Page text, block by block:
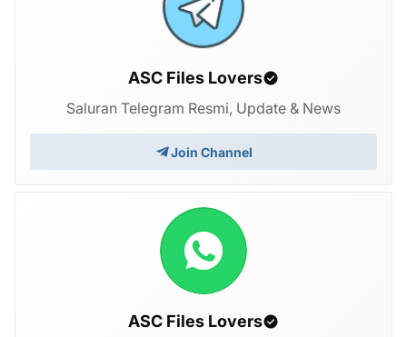
ASC Files Lovers
Saluran Telegram Resmi, Update & News
Join Channel
ASC Files Lovers